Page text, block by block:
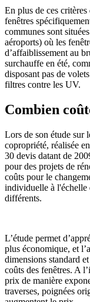
En plus de ces
fenêtres
communes sont
aéroports) où les
d’affaiblissement au
surchauffe en été,
disposant pas de
filtres contre les UV.
Combien
Lors de son étude sur
copropriété, réalisée
30 devis datant de
pour des projets de
coûts pour le
individuelle à l'échelle
différents.
L’étude permet
plus économique, et
dimensions standard
coûts des fenêtres. A
prix de manière
traverses, poignées